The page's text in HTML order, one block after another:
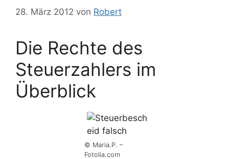
28. März 2012 von Robert
Die Rechte des
Steuerzahlers im
Überblick
© Maria.P. –
Fotolia.com